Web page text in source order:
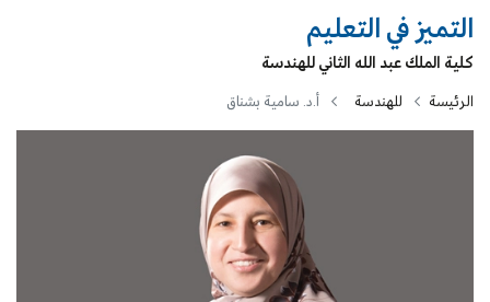
التميز في التعليم
كلية الملك عبد الله الثاني للهندسة
الرئيسة للهندسة أ.د. سامية بشناق